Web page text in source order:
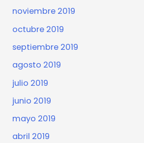
noviembre 2019
octubre 2019
septiembre 2019
agosto 2019
julio 2019
junio 2019
mayo 2019
abril 2019